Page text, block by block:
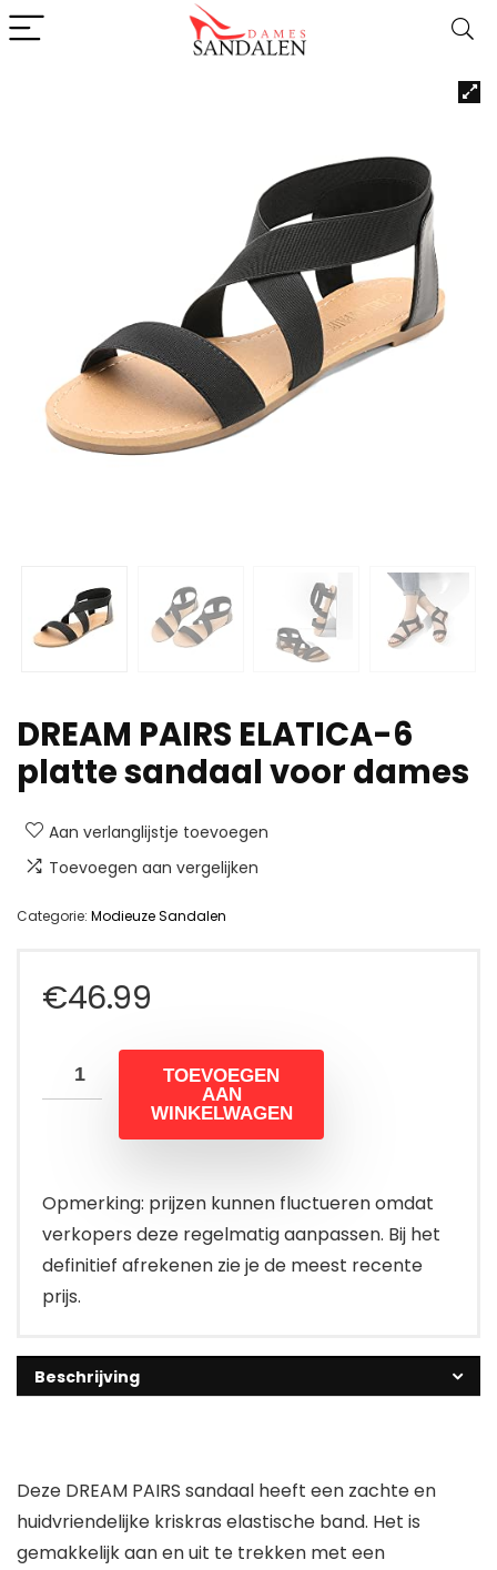
DREAM PAIRS ELATICA-6
platte sandaal voor dames
Aan verlanglijstje toevoegen
Toevoegen aan vergelijken
Categorie: Modieuze Sandalen
€46.99
TOEVOEGEN
AAN
WINKELWAGEN
Opmerking: prijzen kunnen fluctueren omdat
verkopers deze regelmatig aanpassen. Bij het
definitief afrekenen zie je de meest recente
prijs.
Beschrijving
Deze DREAM PAIRS sandaal heeft een zachte en
huidvriendelijke kriskras elastische band. Het is
gemakkelijk aan en uit te trekken met een